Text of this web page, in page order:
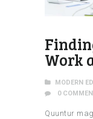
Work
MODERN
0
Quuntur